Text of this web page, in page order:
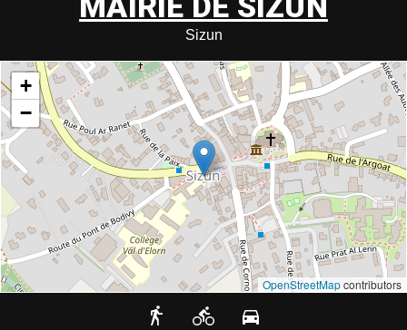
Sizun
+
−
OpenStreetMapcontributors